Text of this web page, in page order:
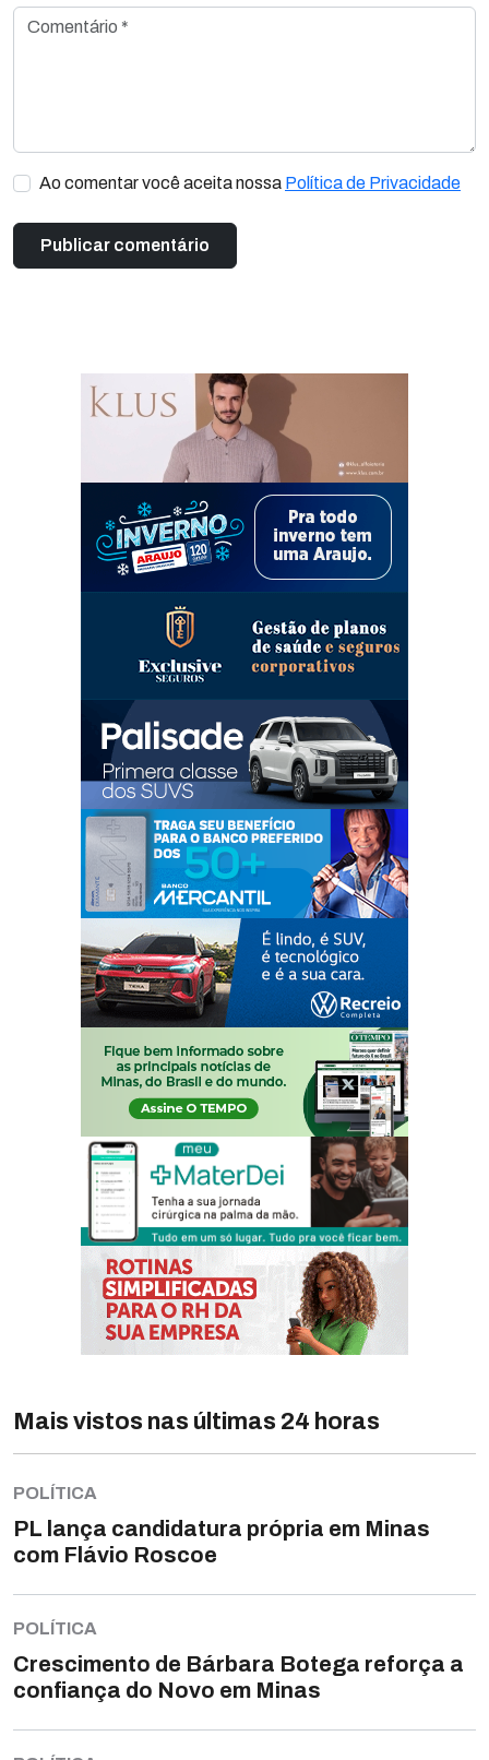
Comentário *
Ao comentar você aceita nossa Política de Privacidade
Mais vistos nas últimas 24 horas
POLÍTICA
PL lança candidatura própria em Minas
com Flávio Roscoe
POLÍTICA
Crescimento de Bárbara Botega reforça a
confiança do Novo em Minas